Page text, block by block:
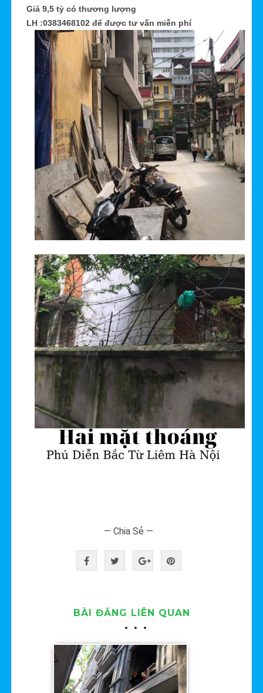
Giá 9,5 tỷ có thương lượng
LH :0383468102 để được tư vấn miễn phí
— Chia Sẻ —
BÀI ĐĂNG LIÊN QUAN